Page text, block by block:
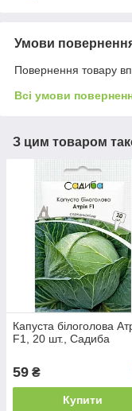
Умови
Повернення товару
Всі умови
З цим товаром
Капуста білоголова
F1, 20 шт., Садиба
59 ₴
Купити